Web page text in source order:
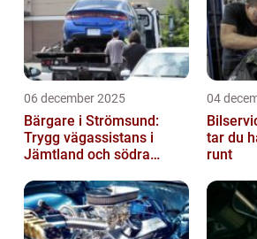
06 december 2025
Bärgare i Strömsund:
Trygg vägassistans i
Jämtland och södra
04
tar du
runt